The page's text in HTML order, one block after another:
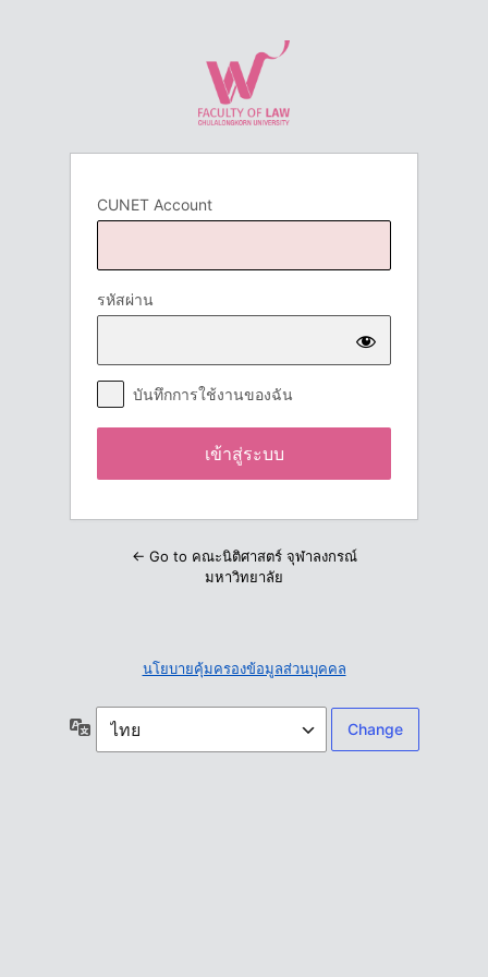
CUNET Account
รหัสผ่าน
บันทึกการใช้งานของฉัน
← Go to คณะนิติศาสตร์ จุฬาลงกรณ์
มหาวิทยาลัย
นโยบายคุ้มครองข้อมูลส่วนบุคคล
ภาษา